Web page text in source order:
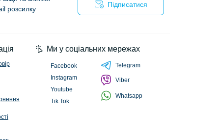
розсилку
Підписатися
Ми у соціальних мережах
Facebook
Instagram
Youtube
Tik Tok
Telegram
Viber
Whatsapp